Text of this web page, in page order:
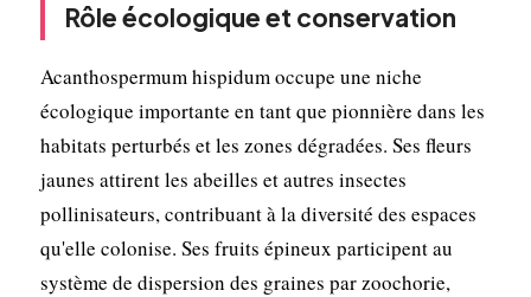
Rôle écologique et conservation
Acanthospermum hispidum occupe une niche
écologique importante en tant que pionnière dans les
habitats perturbés et les zones dégradées. Ses fleurs
jaunes attirent les abeilles et autres insectes
pollinisateurs, contribuant à la diversité des espaces
qu'elle colonise. Ses fruits épineux participent au
système de dispersion des graines par zoochorie,